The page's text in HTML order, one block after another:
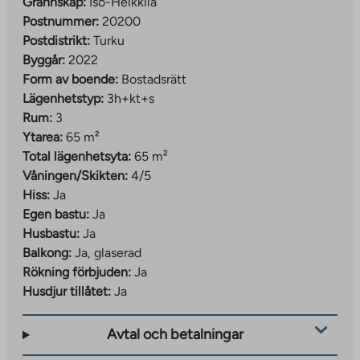
Iso-Heikkilä är hemvist för det mångsidiga
affärscentret Saippua-Center, som erbjuder en mängd
olika träningsmöjligheter, såsom ett
gruppträningscenter, gym, dansskola, yogastudio och
kampsportshall. Den kulturellt och historiskt värdefulla
ön Ruissalo ligger bara cirka 3 km bort, som också lätt
kan nås med cykel. Ruissalo är populärt bland
stadsborna och där kan man vara utomhus, vandra,
cykla, spela golf, paddla, bada och fiska. Platsen tillhör
energiklass A och har beviljats grön finansiering.
Postnummer: 20200
Postdistrikt: Turku
Byggår: 2022
Form av boende: Bostadsrätt
Lägenhetstyp: 3h+kt+s
Rum: 3
Ytarea: 65 m²
Total lägenhetsyta: 65 m²
Våningen/Skikten: 4/5
Hiss: Ja
Egen bastu: Ja
Husbastu: Ja
Balkong: Ja, glaserad
Rökning förbjuden: Ja
Husdjur tillåtet: Ja
Avtal och betalningar